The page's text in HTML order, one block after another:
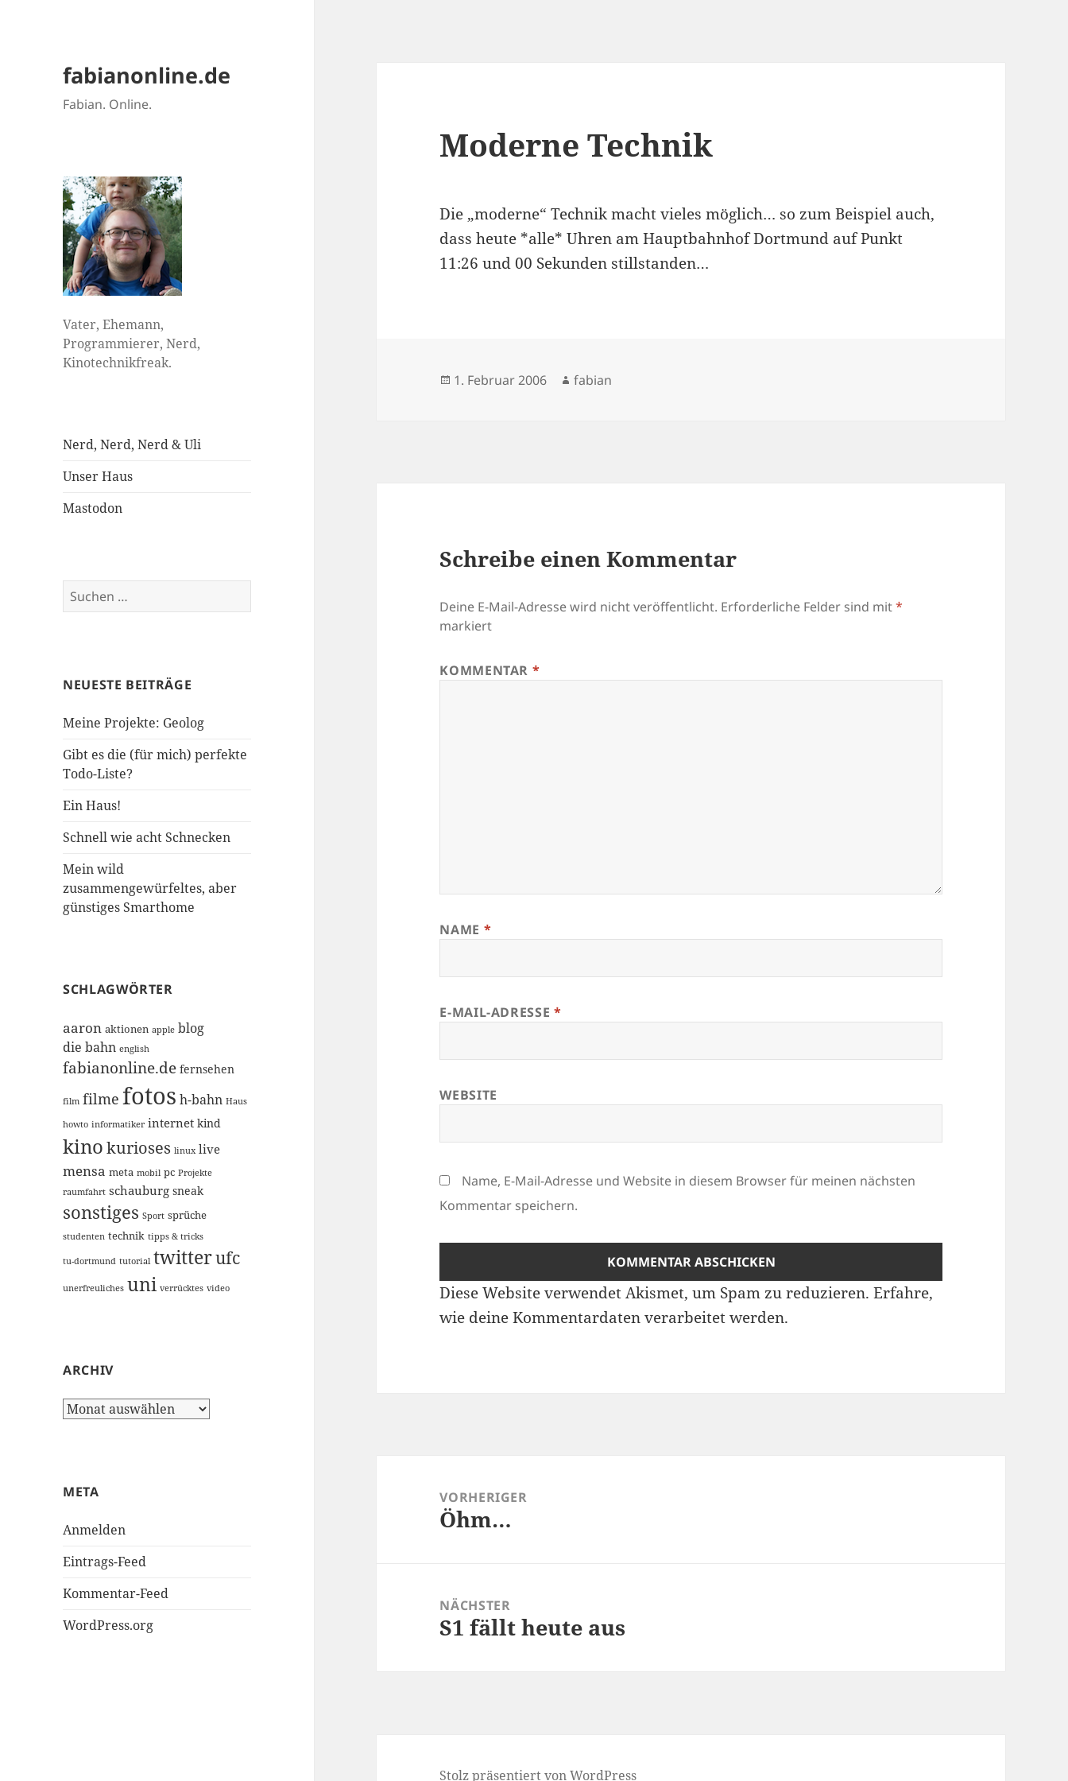
fabianonline.de
Fabian. Online.
Vater, Ehemann,
Programmierer, Nerd,
Kinotechnikfreak.
Nerd, Nerd, Nerd & Uli
Unser Haus
Mastodon
Suchen
nach:
NEUESTE BEITRÄGE
Meine Projekte: Geolog
Gibt es die (für mich) perfekte
Todo-Liste?
Ein Haus!
Schnell wie acht Schnecken
Mein wild
zusammengewürfeltes, aber
günstiges Smarthome
SCHLAGWÖRTER
aaron aktionen apple blog
die bahn english
fabianonline.de fernsehen
film filme fotos h-bahn Haus
howto informatiker internet kind
kinokurioses linux live
mensa meta mobil pc Projekte
raumfahrt schauburg sneak
sonstiges Sport sprüche
studenten technik tipps & tricks
tu-dortmund tutorial twitterufc
unerfreuliches uni verrücktes video
ARCHIV
Archiv
META
Anmelden
Eintrags-Feed
Kommentar-Feed
WordPress.org
Moderne Technik
Die „moderne“ Technik macht vieles möglich… so zum Beispiel auch,
dass heute *alle* Uhren am Hauptbahnhof Dortmund auf Punkt
11:26 und 00 Sekunden stillstanden…
Veröffentlicht
1. Februar 2006 Autor
fabian
Schreibe einen Kommentar
Deine E-Mail-Adresse wird nicht veröffentlicht. Erforderliche Felder sind mit*
markiert
KOMMENTAR *
NAME *
E-MAIL-ADRESSE *
WEBSITE
Name, E-Mail-Adresse und Website in diesem Browser für meinen nächsten
Kommentar speichern.
Diese Website verwendet Akismet, um Spam zu reduzieren.Erfahre,
wie deine Kommentardaten verarbeitet werden.
VORHERIGER
Vorheriger
Öhm…
NÄCHSTER
Nächster
S1 fällt heute aus
Stolz präsentiert von WordPress